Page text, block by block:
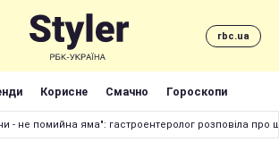
rbc.ua
Корисне Смачно Гороскопи
- не помийна яма": гастроентеролог розповіла про